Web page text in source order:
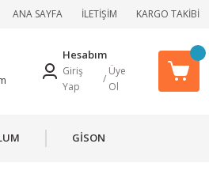
ANA SAYFA İLETİŞİM KARGO TAKİBİ
Hesabım
Giriş
Yap
/
Üye
Ol
GİSON